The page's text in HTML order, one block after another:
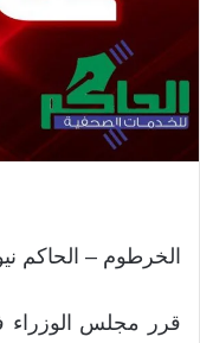
الخرطوم – الحاكم
قرر مجلس الوزراء